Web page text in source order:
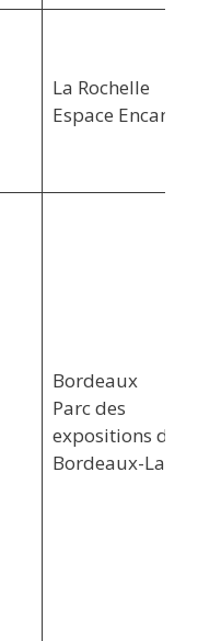
La Rochelle
Espace Encan
Bordeaux
Parc des
expositions de
Bordeaux-Lac